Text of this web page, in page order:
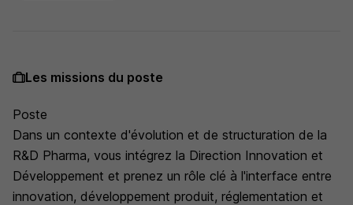
Les missions du poste
Poste
Dans un contexte d'évolution et de structuration de la
R&D Pharma, vous intégrez la Direction Innovation et
Développement et prenez un rôle clé à l'interface entre
innovation, développement produit, réglementation et